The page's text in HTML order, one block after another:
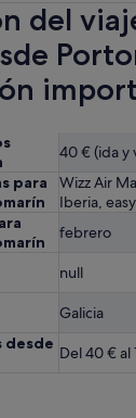
del
40 € (ida y
para
Wizz Air
Iberia,
febrero
null
Galicia
desde Del 40 € al